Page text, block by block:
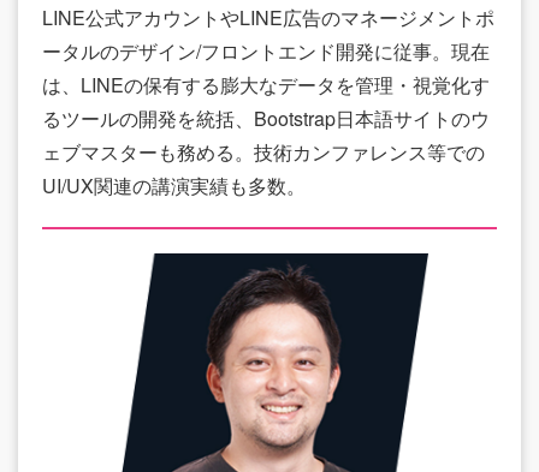
LINE公式アカウントやLINE広告のマネージメントポ
ータルのデザイン/フロントエンド開発に従事。現在
は、LINEの保有する膨大なデータを管理・視覚化す
るツールの開発を統括、Bootstrap日本語サイトのウ
ェブマスターも務める。技術カンファレンス等での
UI/UX関連の講演実績も多数。